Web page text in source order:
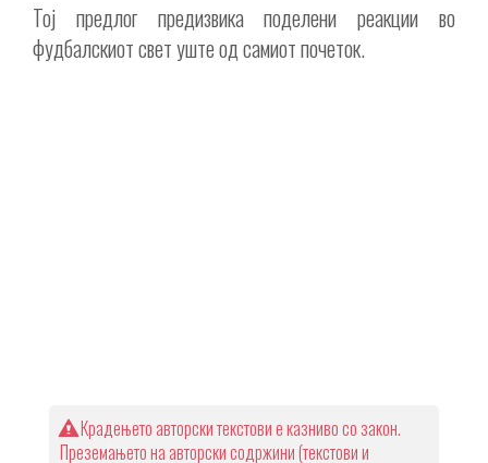
Тој предлог предизвика поделени реакции во
фудбалскиот свет уште од самиот почеток.
Крадењето авторски текстови е казниво со закон.
Преземањето на авторски содржини (текстови и